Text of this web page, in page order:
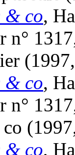
& co,
n°
& co,
n°
& co,